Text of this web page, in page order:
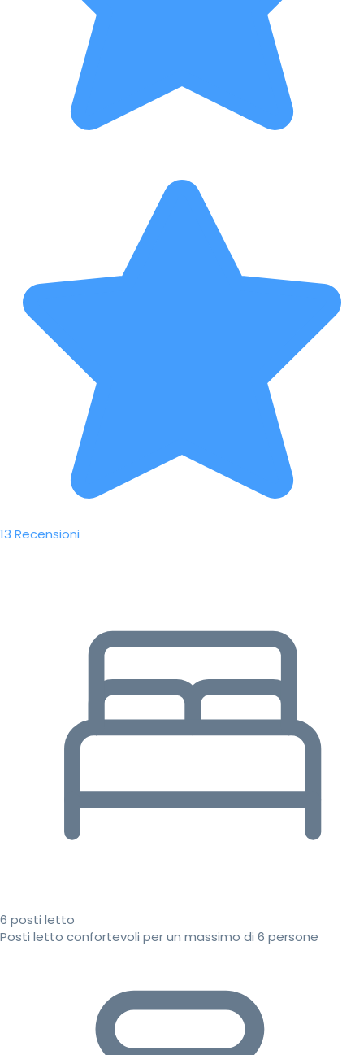
13 Recensioni
6 posti letto
Posti letto confortevoli per un massimo di 6 persone